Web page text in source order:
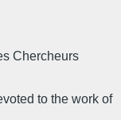
Chercheurs
to the work of